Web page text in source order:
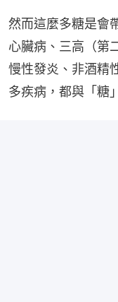
然而這麼多糖是會
心臟病、三高（第
慢性發炎、非酒精
多疾病，都與「糖